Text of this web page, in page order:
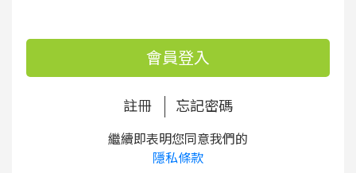
會員登入
註冊 忘記密碼
繼續即表明您同意我們的
隱私條款